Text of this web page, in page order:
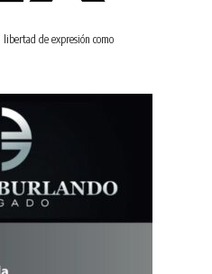
de expresión como